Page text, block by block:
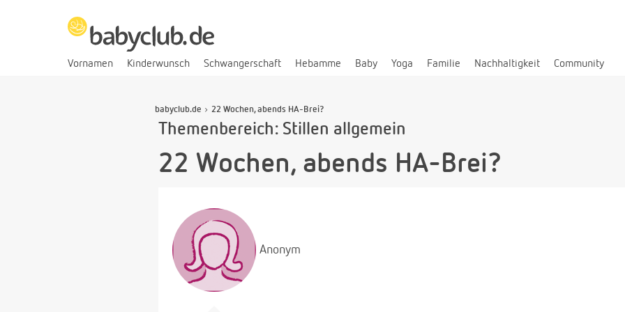
Vornamen Kinderwunsch Schwangerschaft Hebamme Baby Yoga Familie Nachhaltigkeit Community
babyclub.de 22 Wochen, abends HA-Brei?
Themenbereich: Stillen allgemein
22 Wochen, abends HA-Brei?
Anonym